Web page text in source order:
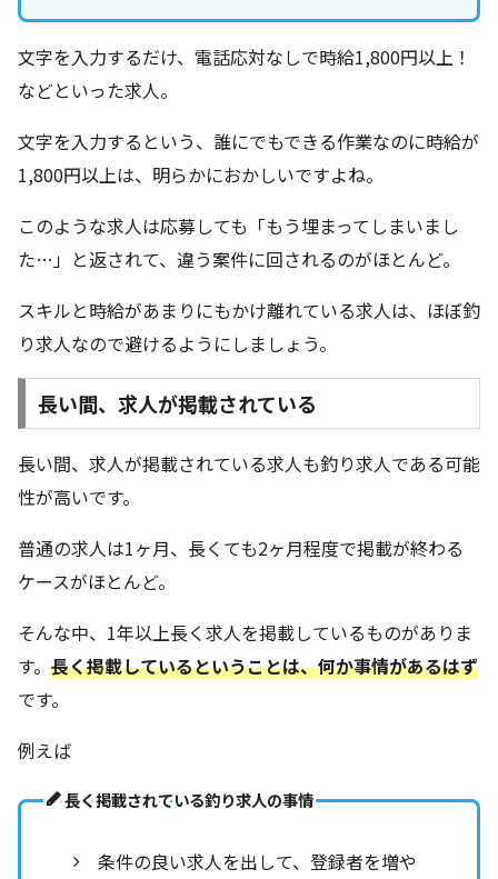
文字を入力するだけ、電話応対なしで時給1,800円以上！
などといった求人。
文字を入力するという、誰にでもできる作業なのに時給が
1,800円以上は、明らかにおかしいですよね。
このような求人は応募しても「もう埋まってしまいまし
た…」と返されて、違う案件に回されるのがほとんど。
スキルと時給があまりにもかけ離れている求人は、ほぼ釣
り求人なので避けるようにしましょう。
長い間、求人が掲載されている
長い間、求人が掲載されている求人も釣り求人である可能
性が高いです。
普通の求人は1ヶ月、長くても2ヶ月程度で掲載が終わる
ケースがほとんど。
そんな中、1年以上長く求人を掲載しているものがありま
す。 長く掲載しているということは、何か事情があるはず
です。
例えば
長く掲載されている釣り求人の事情
条件の良い求人を出して、登録者を増や